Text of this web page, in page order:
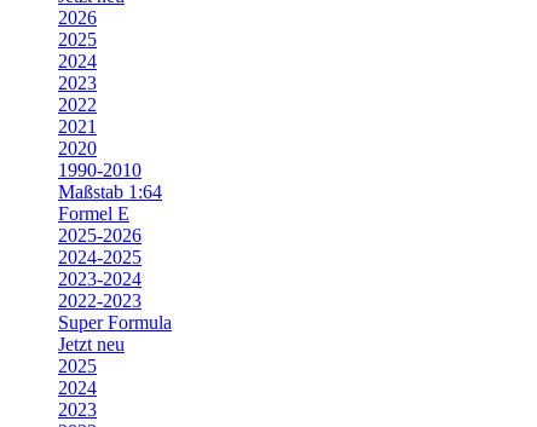
2026
2025
2024
2023
2022
2021
2020
1990-2010
Maßstab 1:64
Formel E
2025-2026
2024-2025
2023-2024
2022-2023
Super Formula
Jetzt neu
2025
2024
2023